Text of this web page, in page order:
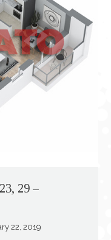
29 –
22, 2019